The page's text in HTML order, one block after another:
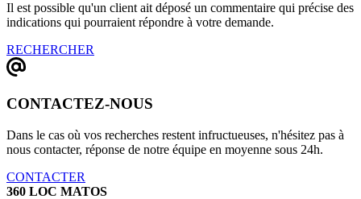
Il est possible qu'un client ait déposé un commentaire qui précise des
indications qui pourraient répondre à votre demande.
RECHERCHER
CONTACTEZ-NOUS
Dans le cas où vos recherches restent infructueuses, n'hésitez pas à
nous contacter, réponse de notre équipe en moyenne sous 24h.
CONTACTER
360 LOC MATOS